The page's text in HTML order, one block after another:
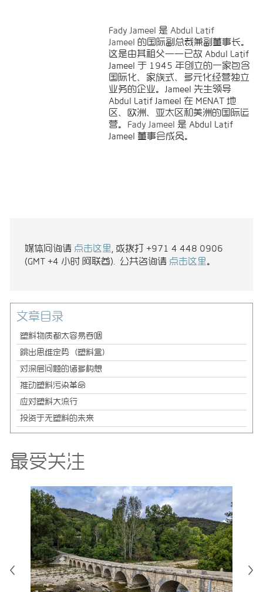
Fady Jameel 是 Abdul Latif
Jameel 的国际副总裁兼副董事长。
这是由其祖父——已故 Abdul Latif
Jameel 于 1945 年创立的一家包含
国际化、家族式、多元化经营独立
业务的企业。Jameel 先生领导
Abdul Latif Jameel 在 MENAT 地
区、欧洲、亚太区和美洲的国际运
营。 Fady Jameel 是 Abdul Latif
Jameel 董事会成员。
媒体问询请 点击这里
, 或拨打 +971 4 448 0906
(GMT +4 小时 阿联酋). 公共咨询请 点击这里
文章目录
塑料物质都太容易吞咽
跳出思维定势（塑料盒）
对深层问题的诸多构想
推动塑料污染革命
应对塑料大流行
投资于无塑料的未来
最受关注